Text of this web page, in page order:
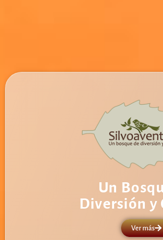
Un
Diversión y
Ver más